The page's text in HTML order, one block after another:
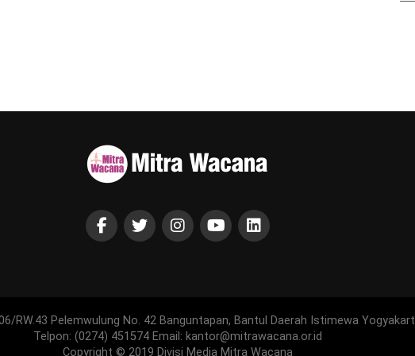
RW.43 Pelemwulung No. 42 Banguntapan, Bantul Daerah Istimewa
Telpon: (0274) 451574 Email: kantor@mitrawacana.or.id
Copyright © 2019 Divisi Media Mitra Wacana